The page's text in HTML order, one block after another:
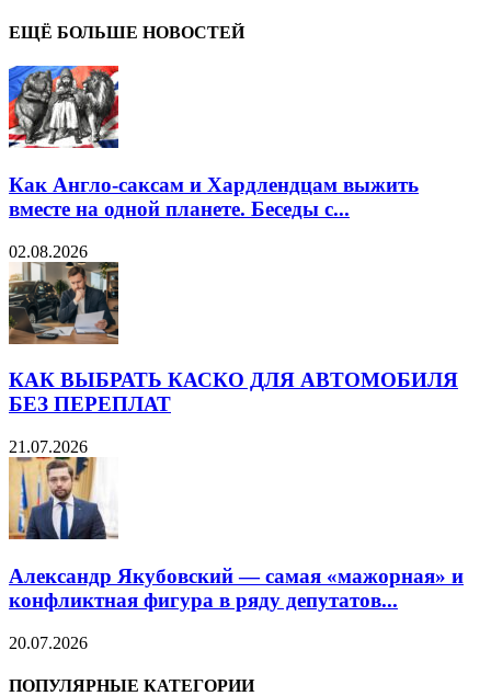
ЕЩЁ БОЛЬШЕ НОВОСТЕЙ
Как Англо-саксам и Хардлендцам выжить
вместе на одной планете. Беседы с...
02.08.2026
КАК ВЫБРАТЬ КАСКО ДЛЯ АВТОМОБИЛЯ
БЕЗ ПЕРЕПЛАТ
21.07.2026
Александр Якубовский — самая «мажорная» и
конфликтная фигура в ряду депутатов...
20.07.2026
ПОПУЛЯРНЫЕ КАТЕГОРИИ